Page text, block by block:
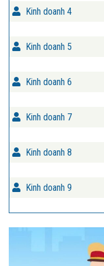
Kinh doanh 4
Kinh doanh 5
Kinh doanh 6
Kinh doanh 7
Kinh doanh 8
Kinh doanh 9